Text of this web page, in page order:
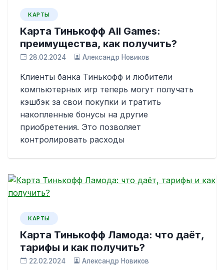
КАРТЫ
Карта Тинькофф All Games:
преимущества, как получить?
28.02.2024 Александр Новиков
Клиенты банка Тинькофф и любители
компьютерных игр теперь могут получать
кэшбэк за свои покупки и тратить
накопленные бонусы на другие
приобретения. Это позволяет
контролировать расходы
КАРТЫ
Карта Тинькофф Ламода: что даёт,
тарифы и как получить?
22.02.2024 Александр Новиков